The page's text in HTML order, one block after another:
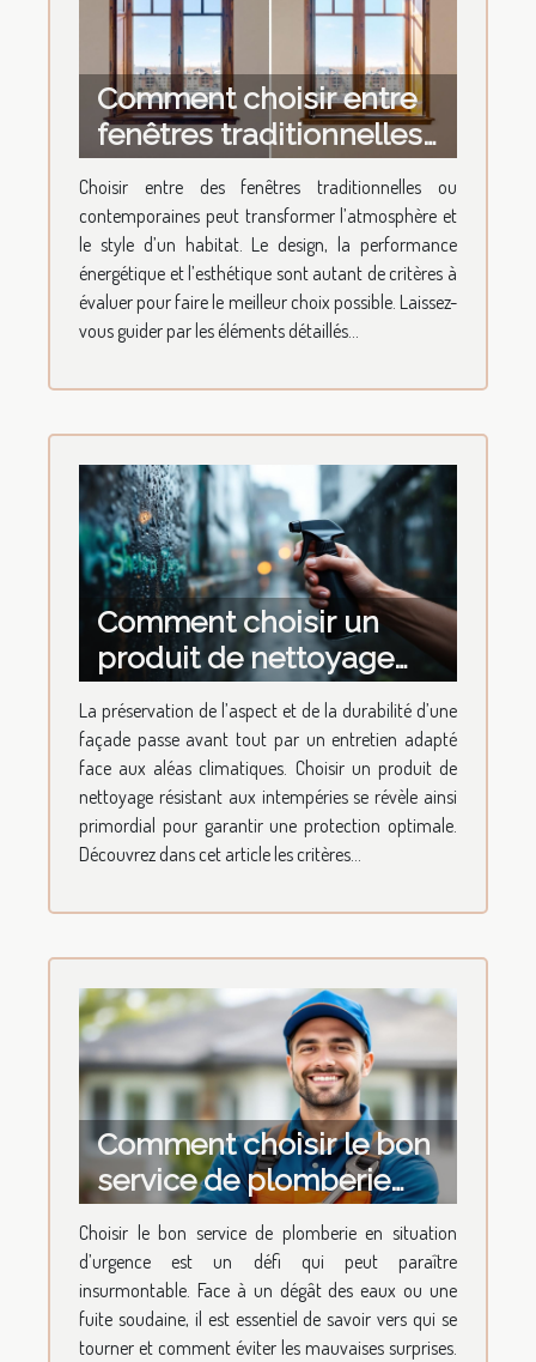
Comment choisir entre
fenêtres traditionnelles
ou contemporaines ?
Choisir entre des fenêtres traditionnelles ou
contemporaines peut transformer l’atmosphère et
le style d’un habitat. Le design, la performance
énergétique et l’esthétique sont autant de critères à
évaluer pour faire le meilleur choix possible. Laissez-
vous guider par les éléments détaillés...
Comment choisir un
produit de nettoyage
pour façades résistant
aux intempéries ?
La préservation de l’aspect et de la durabilité d’une
façade passe avant tout par un entretien adapté
face aux aléas climatiques. Choisir un produit de
nettoyage résistant aux intempéries se révèle ainsi
primordial pour garantir une protection optimale.
Découvrez dans cet article les critères...
Comment choisir le bon
service de plomberie
pour vos urgences ?
Choisir le bon service de plomberie en situation
d’urgence est un défi qui peut paraître
insurmontable. Face à un dégât des eaux ou une
fuite soudaine, il est essentiel de savoir vers qui se
tourner et comment éviter les mauvaises surprises.